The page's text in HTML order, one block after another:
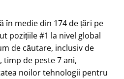
în medie din 174 de țări pe
pozițiile #1 la nivel global
de căutare, inclusiv de
, timp de peste 7 ani,
noilor tehnologii pentru